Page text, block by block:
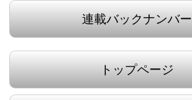
連載バックナンバー
トップページ